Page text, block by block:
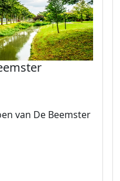
van De Beemster